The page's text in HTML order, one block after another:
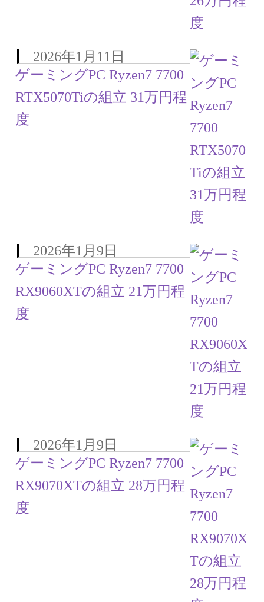
ゲーミングPC Ryzen7 7700
RTX5070Tiの組立 31万円程
度
2026年1月11日
ゲーミングPC Ryzen7 7700
RX9060XTの組立 21万円程
度
2026年1月9日
ゲーミングPC Ryzen7 7700
RX9070XTの組立 28万円程
度
2026年1月9日